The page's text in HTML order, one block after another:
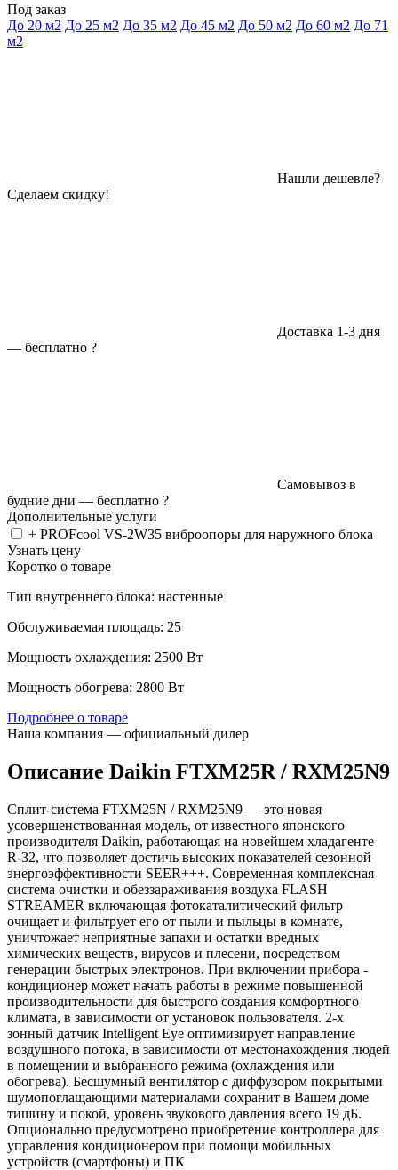
Под заказ
До 20 м2 До 25 м2 До 35 м2 До 45 м2 До 50 м2 До 60 м2 До 71
м2
Нашли дешевле?
Сделаем скидку!
Доставка 1-3 дня
— бесплатно ?
Самовывоз в
будние дни — бесплатно ?
Дополнительные услуги
+ PROFcool VS-2W35 виброопоры для наружного блока
Узнать цену
Коротко о товаре
Тип внутреннего блока: настенные
Обслуживаемая площадь: 25
Мощность охлаждения: 2500 Вт
Мощность обогрева: 2800 Вт
Подробнее о товаре
Наша компания — официальный дилер
Описание Daikin FTXM25R / RXM25N9
Сплит-система FTXM25N / RXM25N9 — это новая
усовершенствованная модель, от известного японского
производителя Daikin, работающая на новейшем хладагенте
R-32, что позволяет достичь высоких показателей сезонной
энергоэффективности SEER+++. Современная комплексная
система очистки и обеззараживания воздуха FLASH
STREAMER включающая фотокаталитический фильтр
очищает и фильтрует его от пыли и пыльцы в комнате,
уничтожает неприятные запахи и остатки вредных
химических веществ, вирусов и плесени, посредством
генерации быстрых электронов. При включении прибора -
кондиционер может начать работы в режиме повышенной
производительности для быстрого создания комфортного
климата, в зависимости от установок пользователя. 2-х
зонный датчик Intelligent Eye оптимизирует направление
воздушного потока, в зависимости от местонахождения людей
в помещении и выбранного режима (охлаждения или
обогрева). Бесшумный вентилятор с диффузором покрытыми
шумопоглащающими материалами сохранит в Вашем доме
тишину и покой, уровень звукового давления всего 19 дБ.
Опционально предусмотрено приобретение контроллера для
управления кондиционером при помощи мобильных
устройств (смартфоны) и ПК